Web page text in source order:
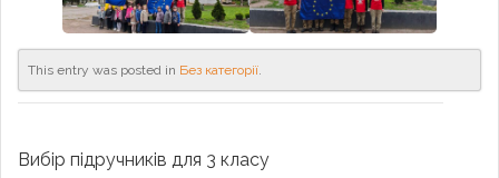
This entry was posted in Без категорії
Вибір підручників для 3 класу